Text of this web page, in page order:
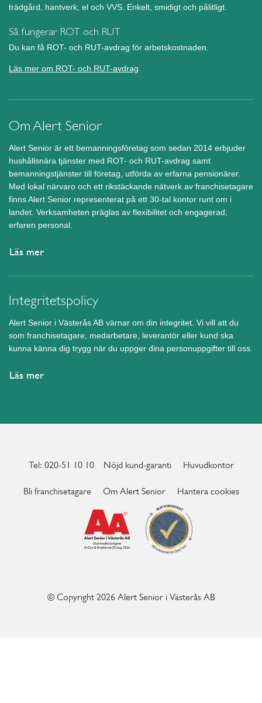
trädgård, hantverk, el och VVS. Enkelt, smidigt och pålitligt.
Så fungerar ROT och RUT
Du kan få ROT- och RUT-avdrag för arbetskostnaden.
Läs mer om ROT- och RUT-avdrag
Om Alert Senior
Alert Senior är ett bemanningsföretag som sedan 2014 erbjuder
hushållsnära tjänster med ROT- och RUT-avdrag samt
bemanningstjänster till företag, utförda av erfarna pensionärer.
Med lokal närvaro och ett rikstäckande nätverk av franchisetagare
finns Alert Senior representerat på ett 30-tal kontor runt om i
landet. Verksamheten präglas av flexibilitet och engagerad,
erfaren personal.
Läs mer
Integritetspolicy
Alert Senior i Västerås AB värnar om din integritet. Vi vill att du
som franchisetagare, medarbetare, leverantör eller kund ska
kunna känna dig trygg när du uppger dina personuppgifter till oss.
Läs mer
Tel: 020-51 10 10 Nöjd kund-garanti Huvudkontor
Bli franchisetagare Om Alert Senior Hantera cookies
© Copyright 2026 Alert Senior i Västerås AB